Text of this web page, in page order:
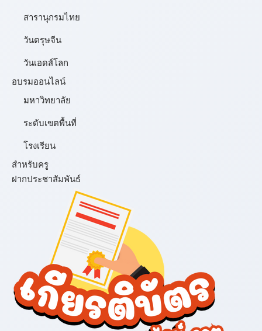
สารานุกรมไทย
วันตรุษจีน
วันเอดส์โลก
อบรมออนไลน์
มหาวิทยาลัย
ระดับเขตพื้นที่
โรงเรียน
สำหรับครู
ฝากประชาสัมพันธ์